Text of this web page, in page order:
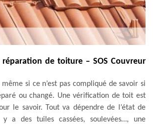
de toiture – SOS Couvreur
même si ce n’est pas compliqué de savoir si
ou changé. Une vérification de toit est
le savoir. Tout va dépendre de l’état de
a des tuiles cassées, soulevées…, une